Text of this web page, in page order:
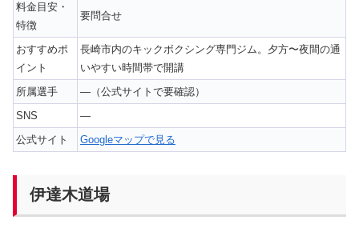
料金目安・
特徴
要問合せ
おすすめポ
イント
長崎市内のキックボクシング専門ジム。夕方〜夜間の通
いやすい時間帯で開講
所属選手
—（公式サイトで要確認）
SNS
—
公式サイト
Googleマップで見る
伊達木道場